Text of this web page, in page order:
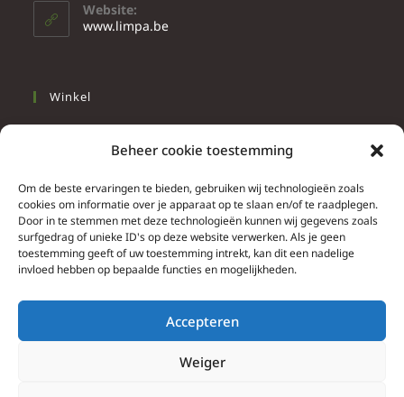
Beheer cookie toestemming
Om de beste ervaringen te bieden, gebruiken wij technologieën zoals
cookies om informatie over je apparaat op te slaan en/of te raadplegen.
Door in te stemmen met deze technologieën kunnen wij gegevens zoals
surfgedrag of unieke ID's op deze website verwerken. Als je geen
toestemming geeft of uw toestemming intrekt, kan dit een nadelige
invloed hebben op bepaalde functies en mogelijkheden.
Accepteren
Weiger
Website:
www.limpa.be
Winkel
Wonen
Info
Contacteer ons